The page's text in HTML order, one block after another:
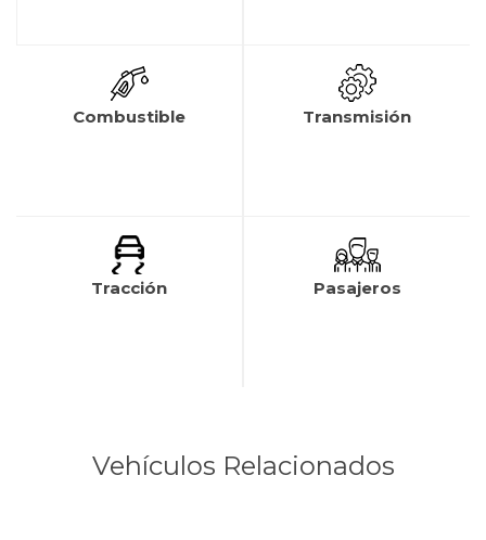
Combustible Transmisión
Tracción Pasajeros
Vehículos Relacionados